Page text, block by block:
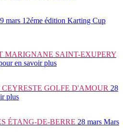
mars 12éme édition Karting Cup
MARIGNANE SAINT-EXUPERY
en savoir plus
GOLFE D'AMOUR 28
plus
ÉTANG-DE-BERRE 28 mars Mars